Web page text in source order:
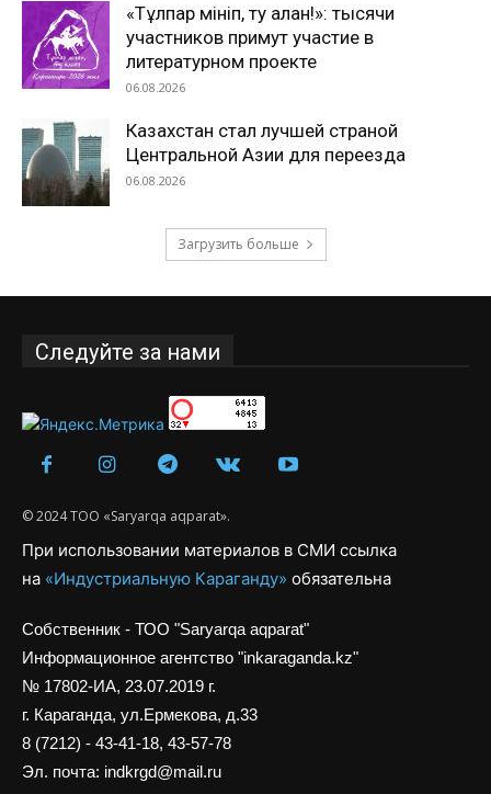
«Тұлпар мініп, ту алған!»: тысячи
участников примут участие в
литературном проекте
06.08.2026
Казахстан стал лучшей страной
Центральной Азии для переезда
06.08.2026
Загрузить больше
Следуйте за нами
© 2024 ТОО «Saryarqa aqparat».
При использовании материалов в СМИ ссылка
на «Индустриальную Караганду» обязательна
Собственник - ТОО "Saryarqa aqparat"
Информационное агентство "inkaraganda.kz"
№ 17802-ИА, 23.07.2019 г.
г. Караганда, ул.Ермекова, д.33
8 (7212) - 43-41-18, 43-57-78
Эл. почта: indkrgd@mail.ru